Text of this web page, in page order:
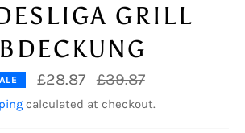
GRILL
£28.87
Regular
price
£39.87
calculated at checkout.